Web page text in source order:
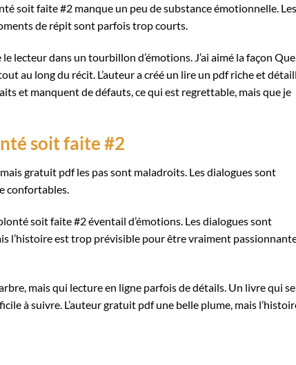
soit faite #2 manque un peu de substance émotionnelle. Les
de répit sont parfois trop courts.
lecteur dans un tourbillon d’émotions. J’ai aimé la façon
au long du récit. L’auteur a créé un lire un pdf riche et
et manquent de défauts, ce qui est regrettable, mais que je
soit faite #2
gratuit pdf les pas sont maladroits. Les dialogues sont
confortables.
soit faite #2 éventail d’émotions. Les dialogues sont
l’histoire est trop prévisible pour être vraiment
mais qui lecture en ligne parfois de détails. Un livre qui se
à suivre. L’auteur gratuit pdf une belle plume, mais